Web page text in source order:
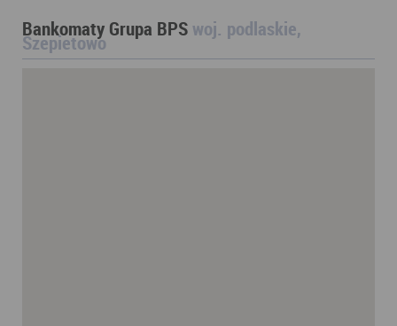
Bankomaty Grupa BPS woj. podlaskie,
Szepietowo